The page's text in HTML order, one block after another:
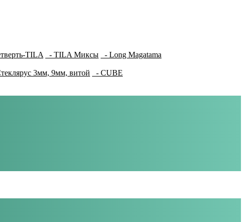
TILA - TILA Миксы - Long Magatama
3мм, 9мм, витой - CUBE